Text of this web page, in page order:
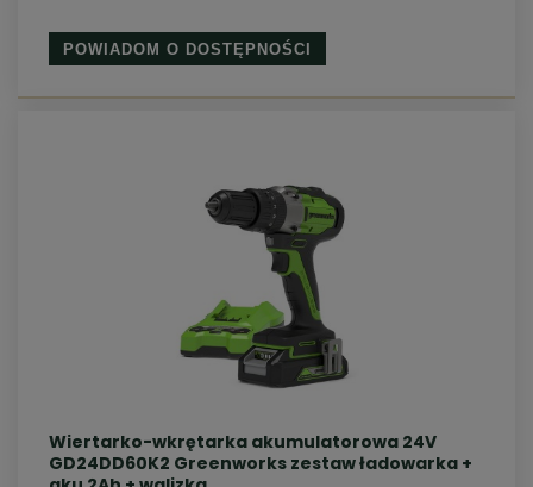
POWIADOM O DOSTĘPNOŚCI
Wiertarko-wkrętarka akumulatorowa 24V
GD24DD60K2 Greenworks zestaw ładowarka +